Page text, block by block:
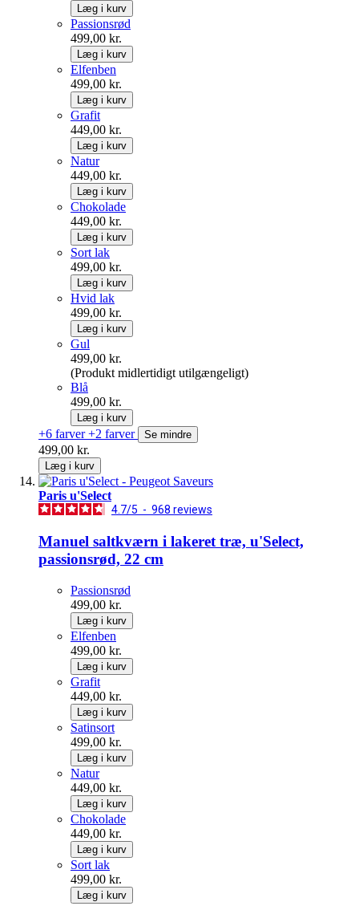
Læg i kurv
Passionsrød
499,00 kr.
Læg i kurv
Elfenben
499,00 kr.
Læg i kurv
Grafit
449,00 kr.
Læg i kurv
Natur
449,00 kr.
Læg i kurv
Chokolade
449,00 kr.
Læg i kurv
Sort lak
499,00 kr.
Læg i kurv
Hvid lak
499,00 kr.
Læg i kurv
Gul
499,00 kr.
(Produkt midlertidigt utilgængeligt)
Blå
499,00 kr.
Læg i kurv
+6 farver+2 farver Se mindre
499,00 kr.
Læg i kurv
Paris u'Select
4.7/5 - 968 reviews
Manuel saltkværn i lakeret træ, u'Select,
passionsrød, 22 cm
Passionsrød
499,00 kr.
Læg i kurv
Elfenben
499,00 kr.
Læg i kurv
Grafit
449,00 kr.
Læg i kurv
Satinsort
499,00 kr.
Læg i kurv
Natur
449,00 kr.
Læg i kurv
Chokolade
449,00 kr.
Læg i kurv
Sort lak
499,00 kr.
Læg i kurv